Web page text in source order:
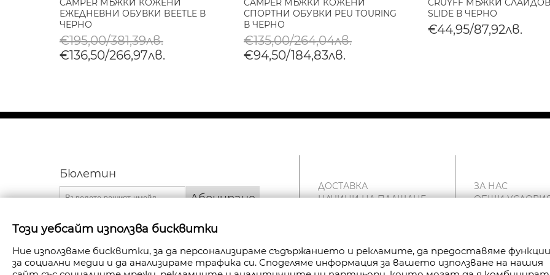
CAMPER МЪЖКИ КОЖЕНИ
ЕЖЕДНЕВНИ ОБУВКИ BEETLE В
ЧЕРНО
€195,00/381,39лв.
€136,50/266,97лв.
CAMPER МЪЖКИ КОЖЕНИ
СПОРТНИ ОБУВКИ PEU TOURING
В ЧЕРНО
€135,00/264,04лв.
€94,50/184,83лв.
CRUYFF МЪЖКИ
SLIDE В ЧЕРНО
€44,95/87,92лв.
Бюлетин
Абониране
ДОСТАВКА
НАЧИНИ НА ПЛАЩАНЕ
КОНТАКТИ
ЗА НАС
ОБЩИ
МАГАЗИНИ
Този уебсайт използва бисквитки
Ние използваме бисквитки, за да персонализираме съдържанието и рекламите, да предоставяме функции
за социални медии и да анализираме трафика си. Споделяме информация за вашето използване на нашия